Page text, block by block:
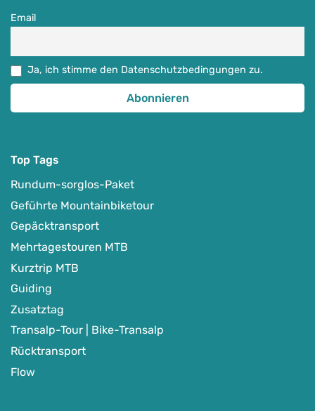
Email
Ja, ich stimme den Datenschutzbedingungen zu.
Top Tags
Rundum-sorglos-Paket
Geführte Mountainbiketour
Gepäcktransport
Mehrtagestouren MTB
Kurztrip MTB
Guiding
Zusatztag
Transalp-Tour | Bike-Transalp
Rücktransport
Flow